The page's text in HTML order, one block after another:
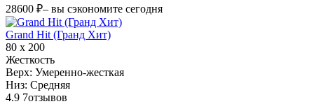
28600 ₽– вы сэкономите сегодня
Grand Hit (Гранд Хит)
80 х 200
Жесткость
Верх: Умеренно-жесткая
Низ: Средняя
4.9 7отзывов